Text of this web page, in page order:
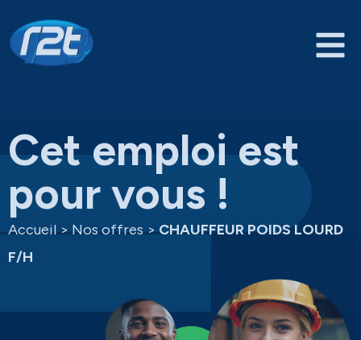
Cet emploi est
pour vous !
Accueil > Nos offres > CHAUFFEUR POIDS LOURD
F/H